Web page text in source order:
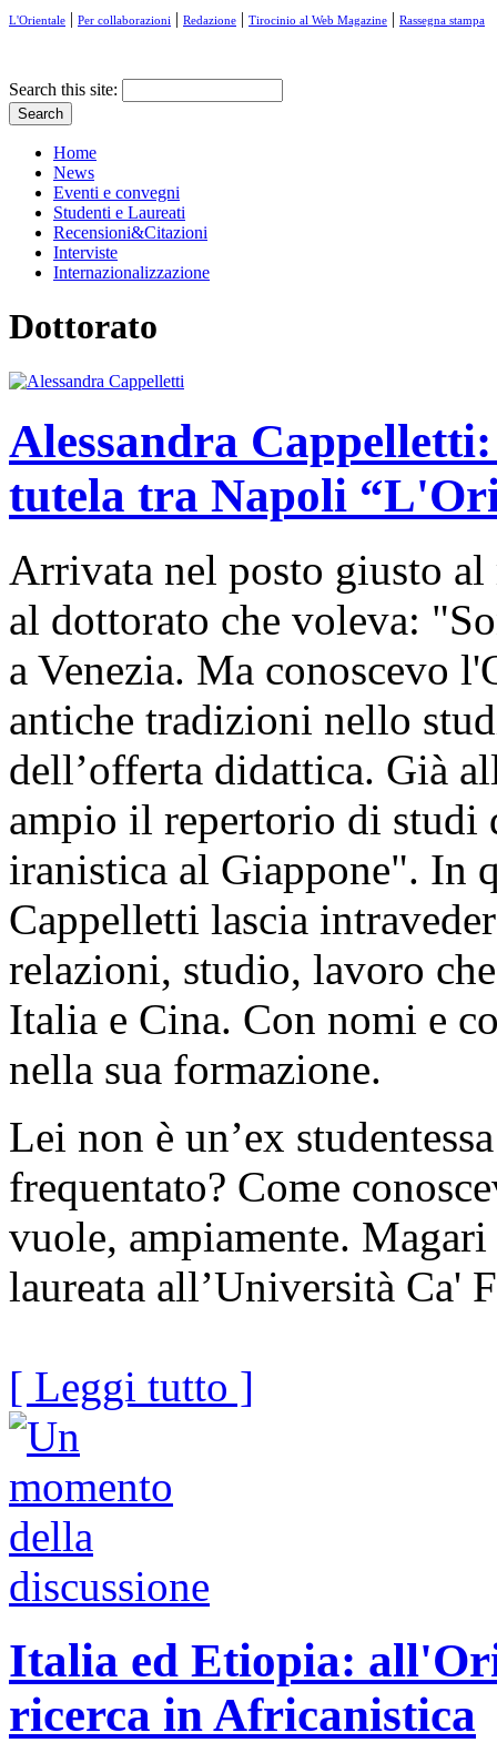
L'Orientale | Per collaborazioni | Redazione | Tirocinio al Web Magazine | Rassegna stampa
Search this site:
Home
News
Eventi e convegni
Studenti e Laureati
Recensioni&Citazioni
Interviste
Internazionalizzazione
Dottorato
Alessandra
tutela tra Napoli
Arrivata nel posto giusto
al dottorato che voleva:
a Venezia. Ma conoscevo
antiche tradizioni nello
dell’offerta didattica. Già
ampio il repertorio di studi
iranistica al Giappone". In
Cappelletti lascia
relazioni, studio, lavoro
Italia e Cina. Con nomi e
nella sua formazione.
Lei non è un’ex
frequentato? Come
vuole, ampiamente.
laureata all’Università Ca'
[ Leggi tutto ]
Italia ed Etiopia:
ricerca in Africanistica